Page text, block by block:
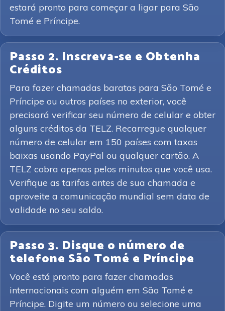
estará pronto para começar a ligar para São
Tomé e Príncipe.
Passo 2. Inscreva-se e Obtenha
Créditos
Para fazer chamadas baratas para São Tomé e
Príncipe ou outros países no exterior, você
precisará verificar seu número de celular e obter
alguns créditos da TELZ. Recarregue qualquer
número de celular em 150 países com taxas
baixas usando PayPal ou qualquer cartão. A
TELZ cobra apenas pelos minutos que você usa.
Verifique as tarifas antes de sua chamada e
aproveite a comunicação mundial sem data de
validade no seu saldo.
Passo 3. Disque o número de
telefone São Tomé e Príncipe
Você está pronto para fazer chamadas
internacionais com alguém em São Tomé e
Príncipe. Digite um número ou selecione uma